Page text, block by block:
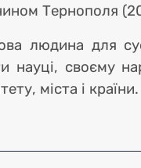
Тернополя
людина для
науці, своєму
міста і країни.